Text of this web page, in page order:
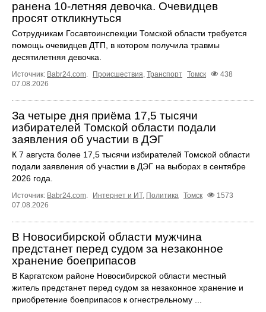
ранена 10-летняя девочка. Очевидцев
просят откликнуться
Сотрудникам Госавтоинспекции Томской области требуется
помощь очевидцев ДТП, в котором получила травмы
десятилетняя девочка.
Источник: Babr24.com. Происшествия, Транспорт Томск
438
07.08.2026
За четыре дня приёма 17,5 тысячи
избирателей Томской области подали
заявления об участии в ДЭГ
К 7 августа более 17,5 тысячи избирателей Томской области
подали заявления об участии в ДЭГ на выборах в сентябре
2026 года.
Источник: Babr24.com. Интернет и ИТ, Политика Томск
1573
07.08.2026
В Новосибирской области мужчина
предстанет перед судом за незаконное
хранение боеприпасов
В Каргатском районе Новосибирской области местный
житель предстанет перед судом за незаконное хранение и
приобретение боеприпасов к огнестрельному ...